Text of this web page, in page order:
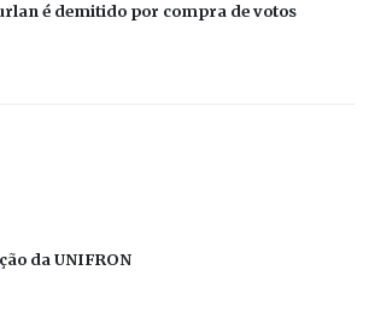
é demitido por compra de votos
da UNIFRON